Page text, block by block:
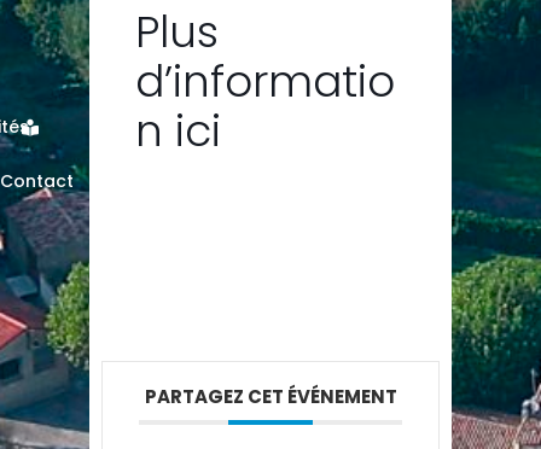
Plus
d’informatio
n ici
PARTAGEZ CET ÉVÉNEMENT
Contact